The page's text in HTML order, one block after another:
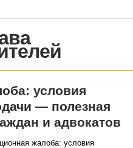
условия
— полезная
и адвокатов
жалоба: условия